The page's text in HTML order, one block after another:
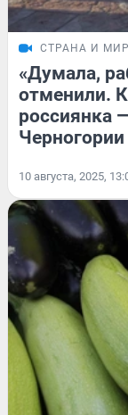
СТРАНА И МИР
«Думала,
отменили.
россиянка
Черногории
10 августа, 2025,